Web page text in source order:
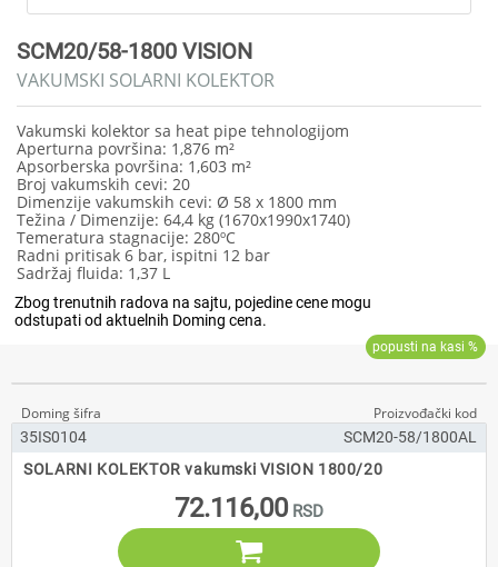
SCM20/58-1800 VISION
VAKUMSKI SOLARNI KOLEKTOR
Vakumski kolektor sa heat pipe tehnologijom
Aperturna površina: 1,876 m²
Apsorberska površina: 1,603 m²
Broj vakumskih cevi: 20
Dimenzije vakumskih cevi: Ø 58 x 1800 mm
Težina / Dimenzije: 64,4 kg (1670x1990x1740)
Temeratura stagnacije: 280ºC
Radni pritisak 6 bar, ispitni 12 bar
Sadržaj fluida: 1,37 L
35IS0104
SCM20-58/1800AL
SOLARNI KOLEKTOR vakumski VISION 1800/20
72.116,00
